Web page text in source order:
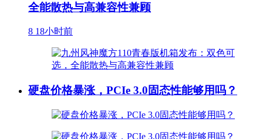
全能散热与高兼容性兼顾
8 18小时前
硬盘价格暴涨，PCIe 3.0固态性能够用吗？